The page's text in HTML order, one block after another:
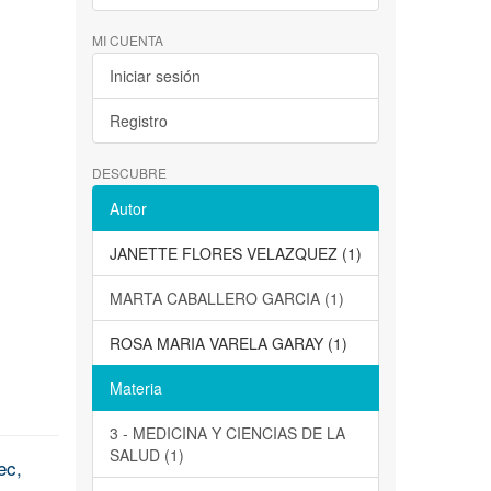
MI CUENTA
Iniciar sesión
Registro
DESCUBRE
Autor
JANETTE FLORES VELAZQUEZ (1)
MARTA CABALLERO GARCIA (1)
ROSA MARIA VARELA GARAY (1)
Materia
3 - MEDICINA Y CIENCIAS DE LA
SALUD (1)